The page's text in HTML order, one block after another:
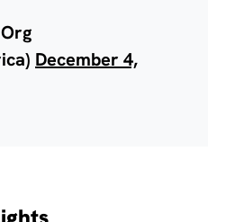
December 4,